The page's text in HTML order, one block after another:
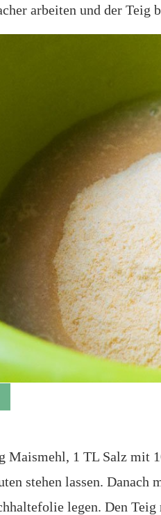
arbeiten und der Teig
Maismehl, 1 TL Salz mit
stehen lassen. Danach
legen. Den Teig